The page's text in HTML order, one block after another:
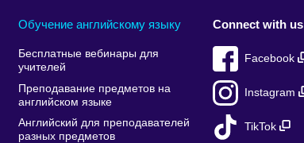
Обучение английскому языку
Бесплатные вебинары для
учителей
Преподавание предметов на
английском языке
Английский для преподавателей
разных предметов
Connect with us
Facebook
Instagram
TikTok